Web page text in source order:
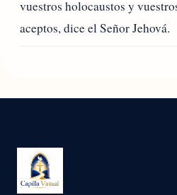
vuestros holocaustos y
aceptos, dice el Señor Jehová.